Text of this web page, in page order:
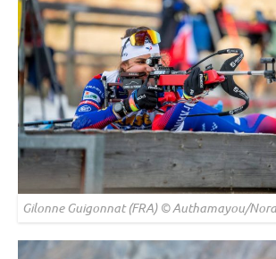
Gilonne Guigonnat (FRA) © Authamayou/